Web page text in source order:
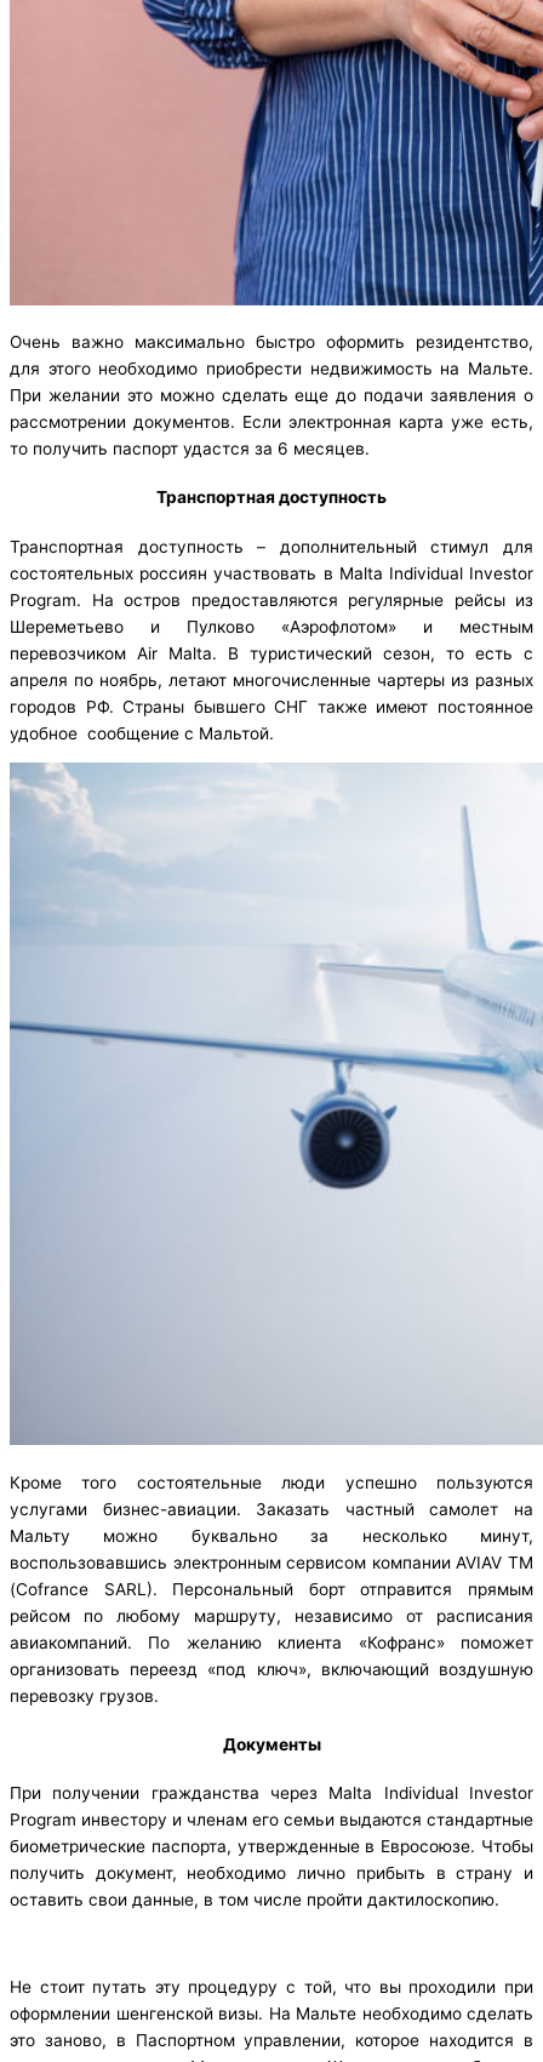
Очень важно максимально быстро оформить резидентство,
для этого необходимо приобрести недвижимость на Мальте.
При желании это можно сделать еще до подачи заявления о
рассмотрении документов. Если электронная карта уже есть,
то получить паспорт удастся за 6 месяцев.
Транспортная доступность
Транспортная доступность – дополнительный стимул для
состоятельных россиян участвовать в Malta Individual Investor
Program. На остров предоставляются регулярные рейсы из
Шереметьево и Пулково «Аэрофлотом» и местным
перевозчиком Air Malta. В туристический сезон, то есть с
апреля по ноябрь, летают многочисленные чартеры из разных
городов РФ. Страны бывшего СНГ также имеют постоянное
удобное сообщение с Мальтой.
Кроме того состоятельные люди успешно пользуются
услугами бизнес-авиации. Заказать частный самолет на
Мальту можно буквально за несколько минут,
воспользовавшись электронным сервисом компании AVIAV TM
(Cofrance SARL). Персональный борт отправится прямым
рейсом по любому маршруту, независимо от расписания
авиакомпаний. По желанию клиента «Кофранс» поможет
организовать переезд «под ключ», включающий воздушную
перевозку грузов.
Документы
При получении гражданства через Malta Individual Investor
Program инвестору и членам его семьи выдаются стандартные
биометрические паспорта, утвержденные в Евросоюзе. Чтобы
получить документ, необходимо лично прибыть в страну и
оставить свои данные, в том числе пройти дактилоскопию.
Не стоит путать эту процедуру с той, что вы проходили при
оформлении шенгенской визы. На Мальте необходимо сделать
это заново, в Паспортном управлении, которое находится в